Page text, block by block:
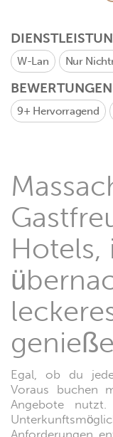
W-Lan Nur
BEWERTUNGEN
9+ Hervorragend
Hotels,
Egal, ob du
Voraus buchen
Angebote